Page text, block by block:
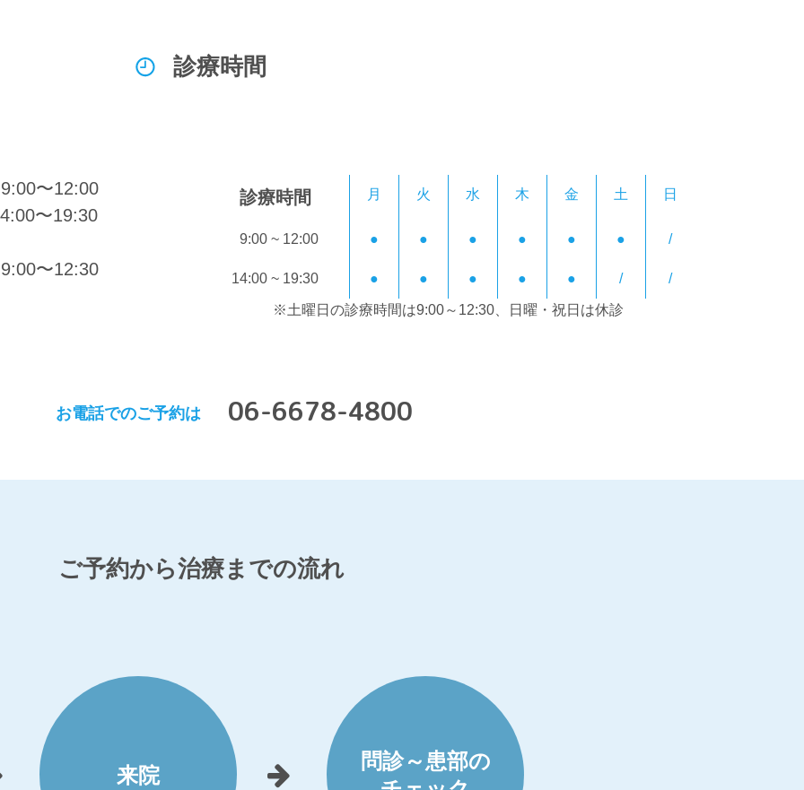
診療時間
〜12:00
〜19:30
〜12:30
診療時間 月 火 水 木 金 土 日
9:00 ~ 12:00 ● ● ● ● ● ● /
14:00 ~ 19:30 ● ● ● ● ● / /
※土曜日の診療時間は9:00～12:30、日曜・祝日は休診
お電話でのご予約は 06-6678-4800
ご予約から治療までの流れ
来院
問診～患部の